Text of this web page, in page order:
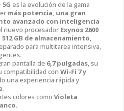
es la evolución de la gama
más potencia, una gran
avanzado con inteligencia
nuevo procesador Exynos 2600
512 GB de almacenamiento,
para multitarea intensiva,
pantalla de 6,7 pulgadas, su
compatibilidad con Wi-Fi 7 y
una experiencia rápida y
colores como Violeta
.